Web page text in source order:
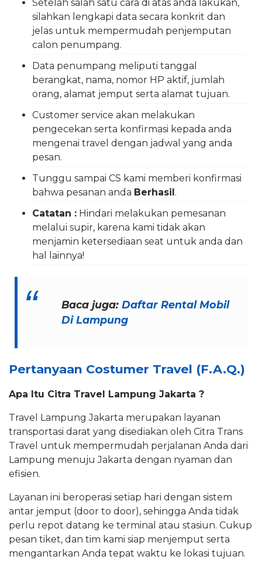
Setelah salah satu cara di atas anda lakukan,
silahkan lengkapi data secara konkrit dan
jelas untuk mempermudah penjemputan
calon penumpang.
Data penumpang meliputi tanggal
berangkat, nama, nomor HP aktif, jumlah
orang, alamat jemput serta alamat tujuan.
Customer service akan melakukan
pengecekan serta konfirmasi kepada anda
mengenai travel dengan jadwal yang anda
pesan.
Tunggu sampai CS kami memberi konfirmasi
bahwa pesanan anda Berhasil.
Catatan : Hindari melakukan pemesanan
melalui supir, karena kami tidak akan
menjamin ketersediaan seat untuk anda dan
hal lainnya!
Baca juga:Daftar Rental Mobil
Di Lampung
Pertanyaan Costumer Travel (F.A.Q.)
Apa Itu Citra Travel Lampung Jakarta ?
Travel Lampung Jakarta merupakan layanan
transportasi darat yang disediakan oleh Citra Trans
Travel untuk mempermudah perjalanan Anda dari
Lampung menuju Jakarta dengan nyaman dan
efisien.
Layanan ini beroperasi setiap hari dengan sistem
antar jemput (door to door), sehingga Anda tidak
perlu repot datang ke terminal atau stasiun. Cukup
pesan tiket, dan tim kami siap menjemput serta
mengantarkan Anda tepat waktu ke lokasi tujuan.